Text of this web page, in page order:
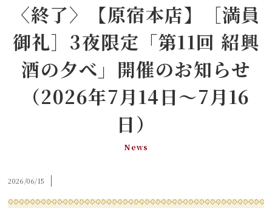
〈終了〉【原宿本店】［満員
御礼］3夜限定「第11回 紹興
酒の夕べ」開催のお知らせ
（2026年7月14日～7月16
日）
News
2026/06/15